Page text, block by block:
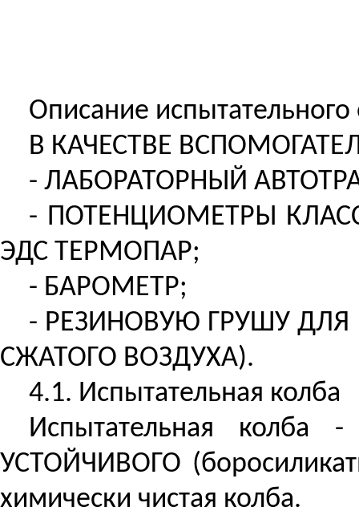
Описание
В КАЧЕСТВЕ
- ЛАБОРАТОРНЫЙ
- ПОТЕНЦИОМЕТРЫ
ЭДС ТЕРМОПАР;
- БАРОМЕТР;
- РЕЗИНОВУЮ ГРУШУ
СЖАТОГО ВОЗДУХА).
4.1. Испытательная колба
Испытательная
УСТОЙЧИВОГО
химически чистая колба.